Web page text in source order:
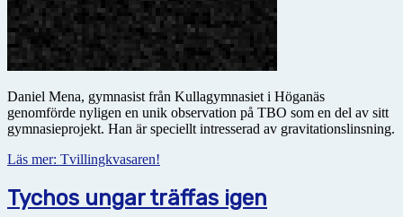
Daniel Mena, gymnasist från Kullagymnasiet i Höganäs
genomförde nyligen en unik observation på TBO som en del av sitt
gymnasieprojekt. Han är speciellt intresserad av gravitationslinsning.
Läs mer: Tvillingkvasaren!
Tychos ungar träffas igen